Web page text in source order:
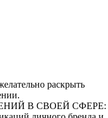
раскрыть
В СВОЕЙ СФЕРЕ: